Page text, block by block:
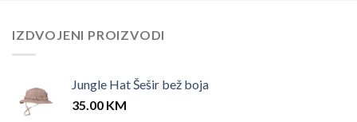
IZDVOJENI PROIZVODI
Jungle Hat Šešir bež boja
35.00 KM